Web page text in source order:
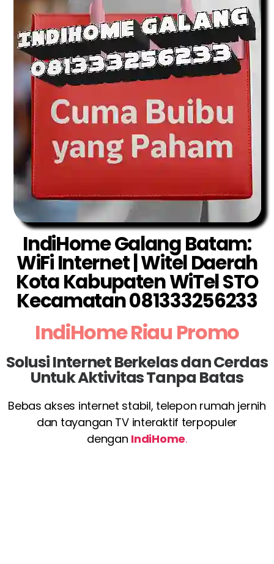
IndiHome Galang Batam:
WiFi Internet | Witel Daerah
Kota Kabupaten WiTel STO
Kecamatan 081333256233
IndiHome Riau Promo
Solusi Internet Berkelas dan Cerdas
Untuk Aktivitas Tanpa Batas
Bebas akses internet stabil, telepon rumah jernih
dan tayangan TV interaktif terpopuler
dengan IndiHome.